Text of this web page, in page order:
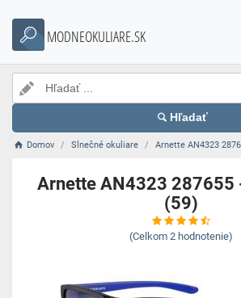
MODNEOKULIARE.SK
Hľadať
Domov Slnečné okuliare Arnette AN4323
Arnette AN4323 287655
(59)
(Celkom 2 hodnotenie)